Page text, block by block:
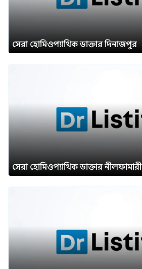
সেরা হোমিওপ্যাথিক ডাক্তার দিনাজপুর
সেরা হোমিওপ্যাথিক ডাক্তার নীলফামারী